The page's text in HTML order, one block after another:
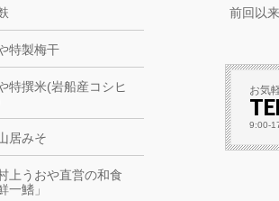
前回以
お気
9:00-
特製梅干
特撰米(岩船産コシヒ
居みそ
上うおや直営の和食
一鰭」